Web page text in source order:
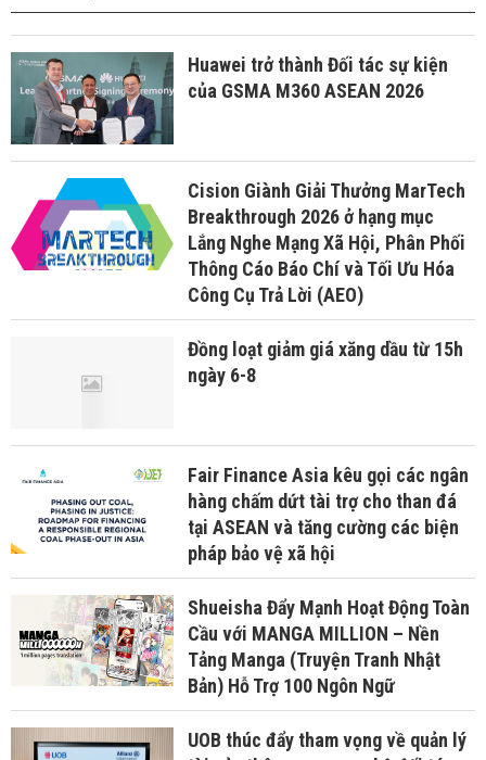
Huawei trở thành Đối tác sự kiện
của GSMA M360 ASEAN 2026
Cision Giành Giải Thưởng MarTech
Breakthrough 2026 ở hạng mục
Lắng Nghe Mạng Xã Hội, Phân Phối
Thông Cáo Báo Chí và Tối Ưu Hóa
Công Cụ Trả Lời (AEO)
Đồng loạt giảm giá xăng dầu từ 15h
ngày 6-8
Fair Finance Asia kêu gọi các ngân
hàng chấm dứt tài trợ cho than đá
tại ASEAN và tăng cường các biện
pháp bảo vệ xã hội
Shueisha Đẩy Mạnh Hoạt Động Toàn
Cầu với MANGA MILLION – Nền
Tảng Manga (Truyện Tranh Nhật
Bản) Hỗ Trợ 100 Ngôn Ngữ
UOB thúc đẩy tham vọng về quản lý